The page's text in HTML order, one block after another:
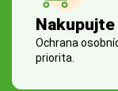
Ochrana
priorita.